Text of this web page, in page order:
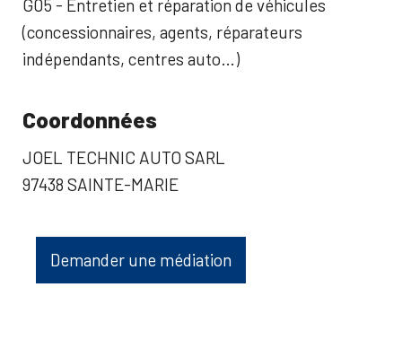
G05 - Entretien et réparation de véhicules
(concessionnaires, agents, réparateurs
indépendants, centres auto…)
Coordonnées
JOEL TECHNIC AUTO SARL
97438 SAINTE-MARIE
Demander une médiation